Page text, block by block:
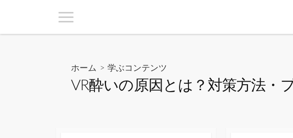
ホーム > 学ぶコンテンツ
VR酔いの原因とは？対策方法・